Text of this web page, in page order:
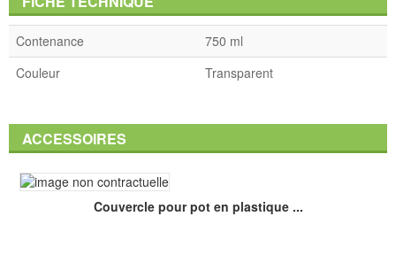
Contenance
750 ml
Couleur
Transparent
ACCESSOIRES
Couvercle pour pot en plastique ...